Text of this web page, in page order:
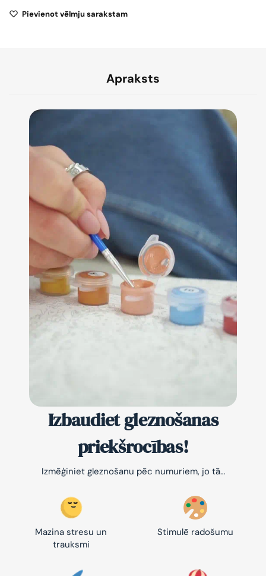
Pievienot vēlmju sarakstam
Apraksts
Izbaudiet gleznošanas
priekšrocības!
Izmēģiniet gleznošanu pēc numuriem, jo tā…
Mazina stresu un
trauksmi
Stimulē radošumu